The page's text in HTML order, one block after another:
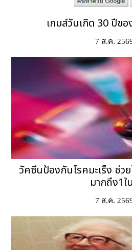
เกมส์วันเกิด 30 ปีข
7 ส.ค.
วัคซีนป้องกันโรคมะเร็ง ช่ว
มากถึง1ใ
7 ส.ค.